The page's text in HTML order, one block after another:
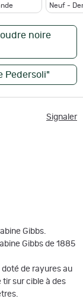
Neuf -
noire
Pedersoli"
Signaler
Gibbs.
Gibbs de 1885
de rayures au
sur cible à des